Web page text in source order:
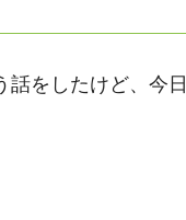
話をしたけど、今日